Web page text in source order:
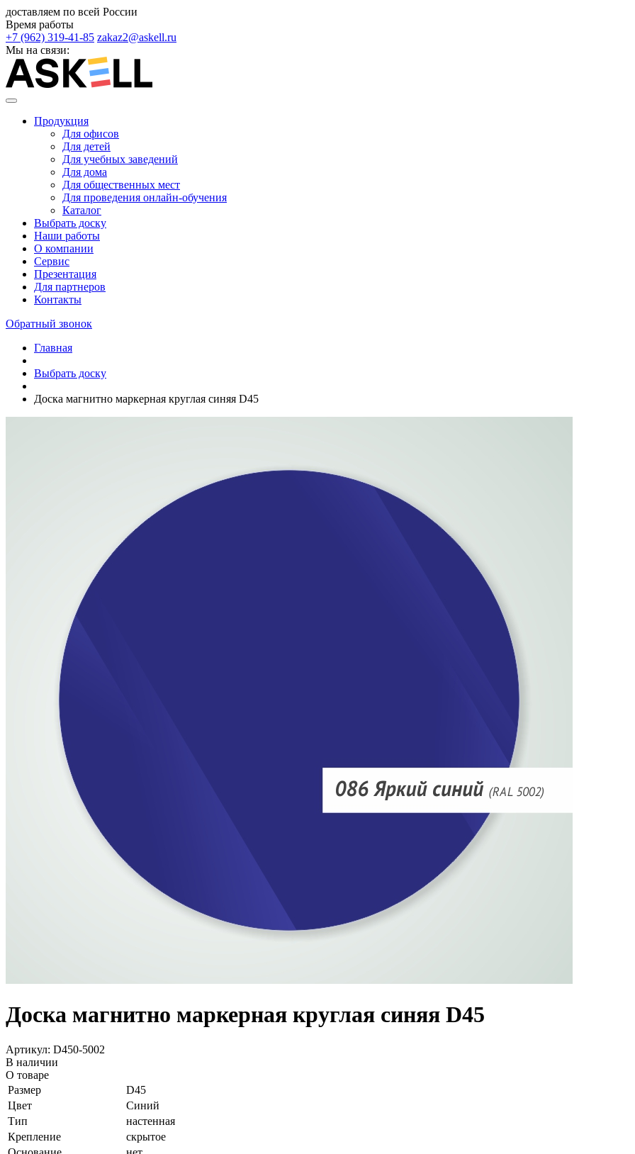
доставляем по всей России
Время работы
+7 (962) 319-41-85 zakaz2@askell.ru
Мы на связи:
Продукция
Для офисов
Для детей
Для учебных заведений
Для дома
Для общественных мест
Для проведения онлайн-обучения
Каталог
Выбрать доску
Наши работы
О компании
Сервис
Презентация
Для партнеров
Контакты
Обратный звонок
Главная
Выбрать доску
Доска магнитно маркерная круглая синяя D45
Доска магнитно маркерная круглая синяя D45
Артикул: D450-5002
В наличии
О товаре
Размер
D45
Цвет
Синий
Тип
настенная
Крепление
скрытое